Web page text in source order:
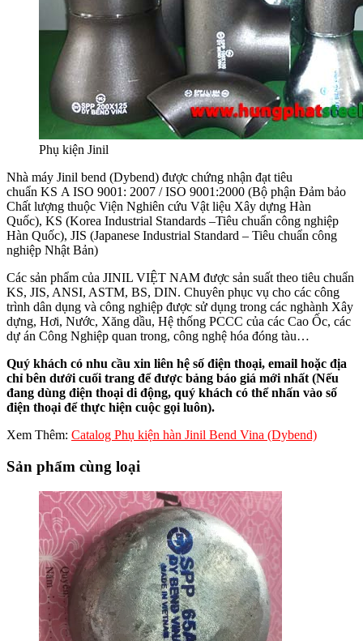
Phụ kiện Jinil
Nhà máy Jinil bend (Dybend) được chứng nhận đạt tiêu
chuẩn KS A ISO 9001: 2007 / ISO 9001:2000 (Bộ phận Đảm bảo
Chất lượng thuộc Viện Nghiên cứu Vật liệu Xây dựng Hàn
Quốc), KS (Korea Industrial Standards –Tiêu chuẩn công nghiệp
Hàn Quốc), JIS (Japanese Industrial Standard – Tiêu chuẩn công
nghiệp Nhật Bản)
Các sản phẩm của JINIL VIỆT NAM được sản suất theo tiêu chuẩn
KS, JIS, ANSI, ASTM, BS, DIN. Chuyên phục vụ cho các công
trình dân dụng và công nghiệp được sử dụng trong các nghành Xây
dựng, Hơi, Nước, Xăng dầu, Hệ thống PCCC của các Cao Ốc, các
dự án Công Nghiệp quan trong, công nghệ hóa đóng tàu…
Quý khách có nhu cầu xin liên hệ số điện thoại, email hoặc địa
chỉ bên dưới cuối trang để được bảng báo giá mới nhất (Nếu
đang dùng điện thoại di động, quý khách có thể nhấn vào số
điện thoại để thực hiện cuộc gọi luôn).
Xem Thêm: Catalog Phụ kiện hàn Jinil Bend Vina (Dybend)
Sản phẩm cùng loại